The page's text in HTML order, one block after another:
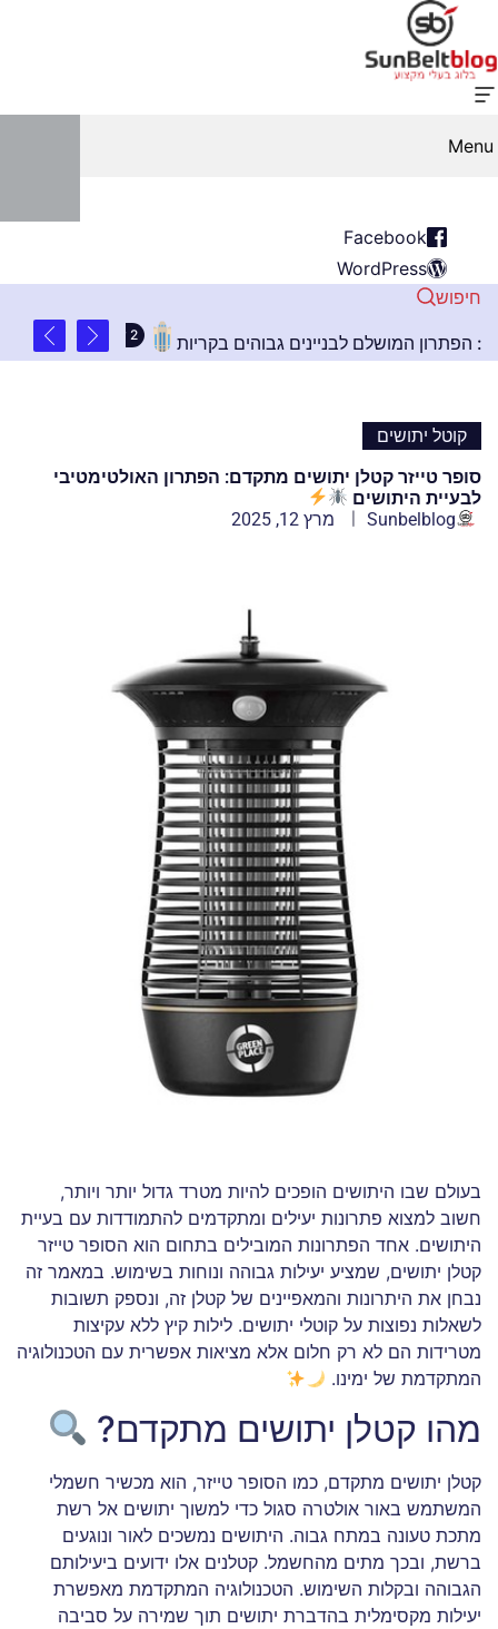
Menu
Facebook
WordPress
חיפוש
איטום קירות בסנפלינג: הפתרון המושלם לבניינים גבוהים
קוטל יתושים
סופר טייזר קטלן יתושים מתקדם: הפתרון האולטימטיבי
לבעיית היתושים
Sunbelblog
מרץ 12, 2025
בעולם שבו היתושים הופכים להיות מטרד גדול יותר ויותר,
חשוב למצוא פתרונות יעילים ומתקדמים להתמודדות עם בעיית
היתושים. אחד הפתרונות המובילים בתחום הוא הסופר טייזר
קטלן יתושים, שמציע יעילות גבוהה ונוחות בשימוש. במאמר זה
נבחן את היתרונות והמאפיינים של קטלן זה, ונספק תשובות
לשאלות נפוצות על קוטלי יתושים. לילות קיץ ללא עקיצות
מטרידות הם לא רק חלום אלא מציאות אפשרית עם הטכנולוגיה
המתקדמת של ימינו.
מהו קטלן יתושים מתקדם?
קטלן יתושים מתקדם, כמו הסופר טייזר, הוא מכשיר חשמלי
המשתמש באור אולטרה סגול כדי למשוך יתושים אל רשת
מתכת טעונה במתח גבוה. היתושים נמשכים לאור ונוגעים
ברשת, ובכך מתים מהחשמל. קטלנים אלו ידועים ביעילותם
הגבוהה ובקלות השימוש. הטכנולוגיה המתקדמת מאפשרת
יעילות מקסימלית בהדברת יתושים תוך שמירה על סביבה